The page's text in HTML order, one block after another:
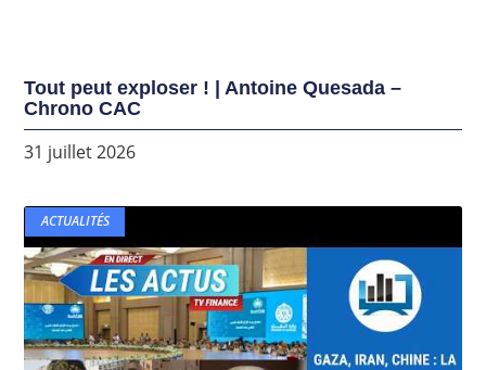
Tout peut exploser ! | Antoine Quesada –
Chrono CAC
31 juillet 2026
ACTUALITÉS